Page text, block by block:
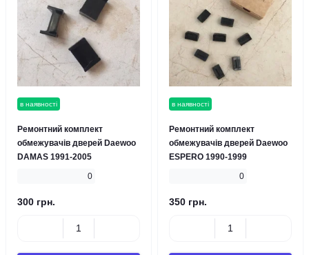
в наявності
Ремонтний комплект
обмежувачів дверей Daewoo
DAMAS 1991-2005
0
300 грн.
в наявності
Ремонтний комплект
обмежувачів дверей Daewoo
ESPERO 1990-1999
0
350 грн.